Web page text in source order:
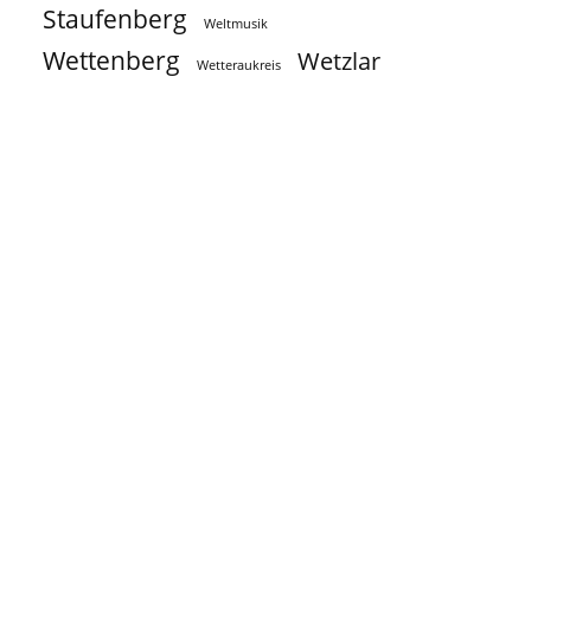
Staufenberg Weltmusik
Wettenberg Wetteraukreis Wetzlar